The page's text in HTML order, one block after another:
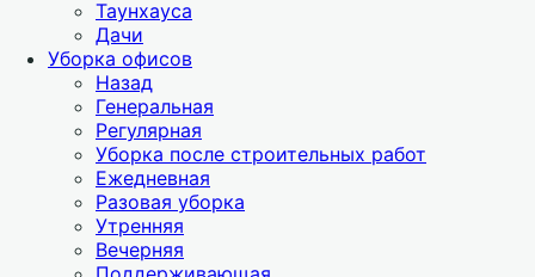
Таунхауса
Дачи
Уборка офисов
Назад
Генеральная
Регулярная
Уборка после строительных работ
Ежедневная
Разовая уборка
Утренняя
Вечерняя